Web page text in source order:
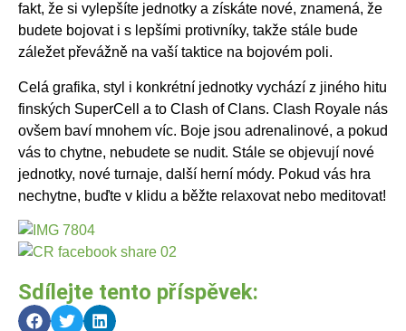
fakt, že si vylepšíte jednotky a získáte nové, znamená, že
budete bojovat i s lepšími protivníky, takže stále bude
záležet převážně na vaší taktice na bojovém poli.
Celá grafika, styl i konkrétní jednotky vychází z jiného hitu
finských SuperCell a to Clash of Clans. Clash Royale nás
ovšem baví mnohem víc. Boje jsou adrenalinové, a pokud
vás to chytne, nebudete se nudit. Stále se objevují nové
jednotky, nové turnaje, další herní módy. Pokud vás hra
nechytne, buďte v klidu a běžte relaxovat nebo meditovat!
Sdílejte tento příspěvek: